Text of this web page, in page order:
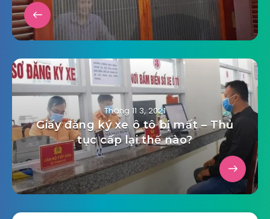
Tháng 11 3, 2021
Giấy đăng ký xe ô tô bị mất – Thủ
tục cấp lại thế nào?